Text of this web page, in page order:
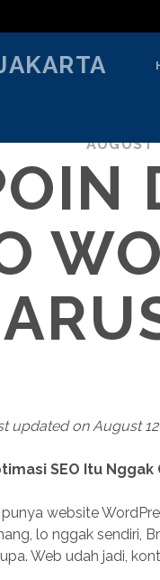
AUGUST
updated on August 12
SEO Itu
website
lo nggak sendiri,
Web udah jadi,